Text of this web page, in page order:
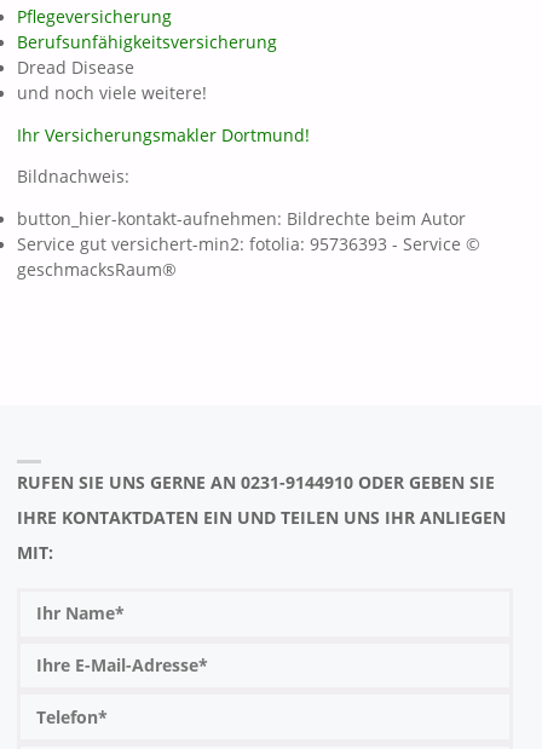
Pflegeversicherung
Berufsunfähigkeitsversicherung
Dread Disease
und noch viele weitere!
Ihr Versicherungsmakler Dortmund!
Bildnachweis:
button_hier-kontakt-aufnehmen: Bildrechte beim Autor
Service gut versichert-min2: fotolia: 95736393 - Service ©
geschmacksRaum®
RUFEN SIE UNS GERNE AN 0231-9144910 ODER GEBEN SIE
IHRE KONTAKTDATEN EIN UND TEILEN UNS IHR ANLIEGEN
MIT: